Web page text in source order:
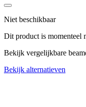
Niet beschikbaar
Dit product is momenteel
Bekijk vergelijkbare
Bekijk alternatieven